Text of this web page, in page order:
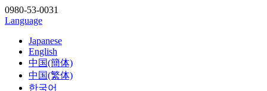
0980-53-0031
Language
Japanese
English
中国(簡体)
中国(繁体)
한국어